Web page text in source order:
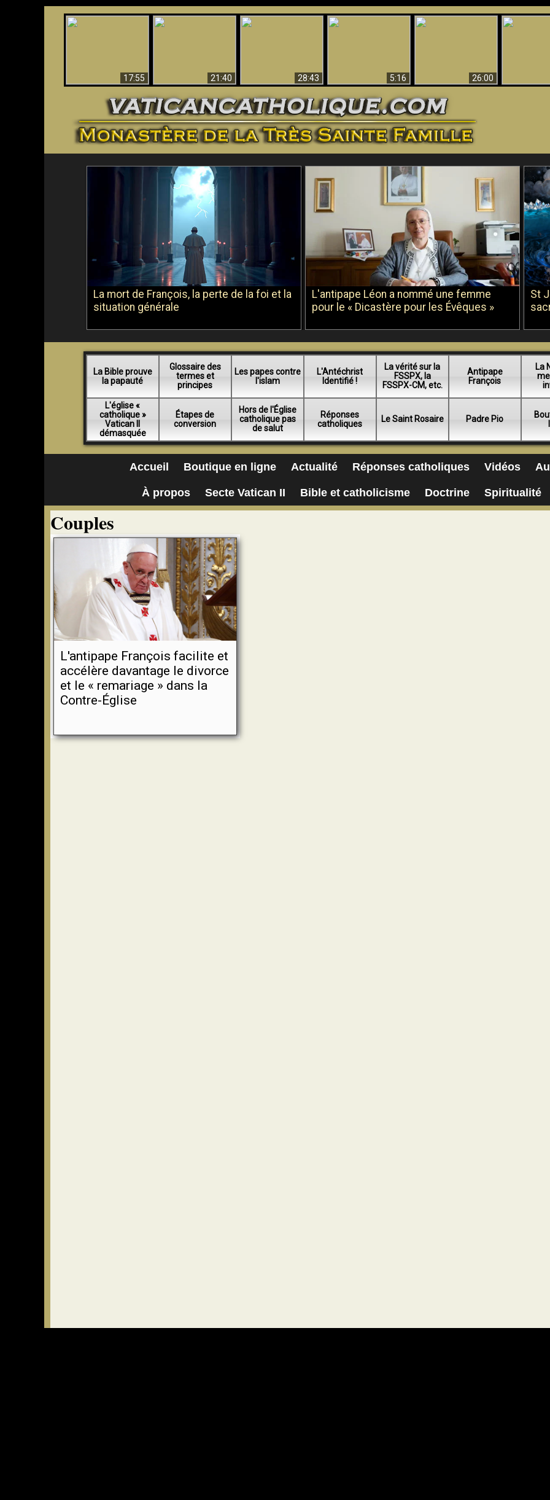
17:55
21:40
28:43
5:16
26:00
La mort de François, la perte de la foi et la
situation générale
L'antipape Léon a nommé une femme
pour le « Dicastère pour les Évêques »
St
La Bible prouve
la papauté
Glossaire des
termes et
principes
Les papes contre
l'islam
L'Antéchrist
Identifié !
La vérité sur la
FSSPX, la
FSSPX-CM, etc.
Antipape
François
La
L'église «
catholique »
Vatican II
démasquée
Étapes de
conversion
Hors de l'Église
catholique pas
de salut
Réponses
catholiques
Le Saint Rosaire Padre Pio
Accueil Boutique en ligne Actualité Réponses catholiques Vidéos
À propos Secte Vatican II Bible et catholicisme Doctrine Spiritualité
Couples
L'antipape François facilite et
accélère davantage le divorce
et le « remariage » dans la
Contre-Église